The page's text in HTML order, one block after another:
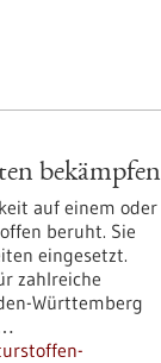
bekämpfen
auf einem oder
beruht. Sie
eingesetzt.
zahlreiche
Württemberg